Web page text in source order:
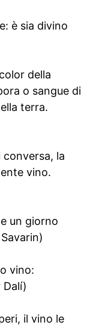
è sia divino
della
o sangue di
terra.
conversa, la
vino.
un giorno
vino:
Dalí)
il vino le